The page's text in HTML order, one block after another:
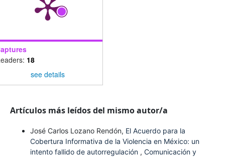
18
see details
Artículos más leídos del mismo autor/a
José Carlos Lozano Rendón, El Acuerdo para la
Cobertura Informativa de la Violencia en México: un
intento fallido de autorregulación , Comunicación y